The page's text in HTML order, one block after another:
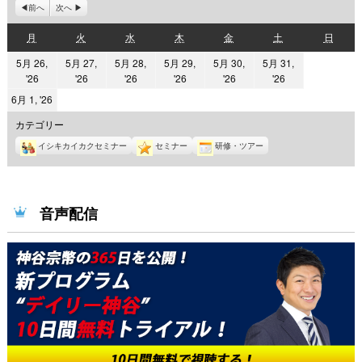
前へ 次へ
月
曜
日
火
曜
日
水
曜
日
木
曜
日
金金
曜
日
土
曜
日
日
曜
5月 26,
'262026
年
5
月
26
日
5月 27,
'262026
5
27
日
5月 28,
'262026
5
28
日
5月 29,
'262026
5
29
日
5月 30,
'262026
5
30
日
5月 31,
'262026
5
日
6月 1, '26
年
6
月
1
カテゴリー
イシキカイカクセミナー セミナー 研修・ツアー
音声配信